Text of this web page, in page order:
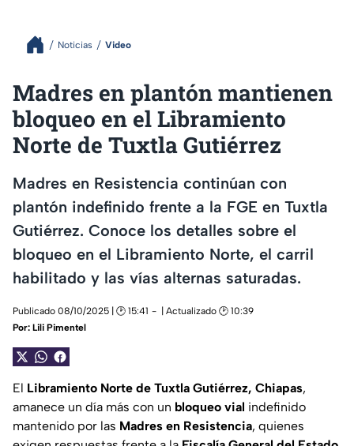
Noticias Video
Madres en plantón mantienen
bloqueo en el Libramiento
Norte de Tuxtla Gutiérrez
Madres en Resistencia continúan con
plantón indefinido frente a la FGE en Tuxtla
Gutiérrez. Conoce los detalles sobre el
bloqueo en el Libramiento Norte, el carril
habilitado y las vías alternas saturadas.
Publicado 08/10/2025 | 🕑 15:41
| Actualizado 🕑 10:39
Por: Lili Pimentel
El Libramiento Norte de Tuxtla Gutiérrez, Chiapas,
amanece un día más con un bloqueo vial indefinido
mantenido por las Madres en Resistencia, quienes